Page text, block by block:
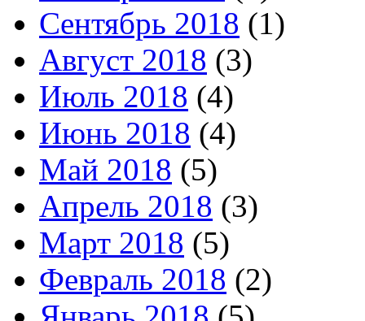
Сентябрь 2018 (1)
Август 2018 (3)
Июль 2018 (4)
Июнь 2018 (4)
Май 2018 (5)
Апрель 2018 (3)
Март 2018 (5)
Февраль 2018 (2)